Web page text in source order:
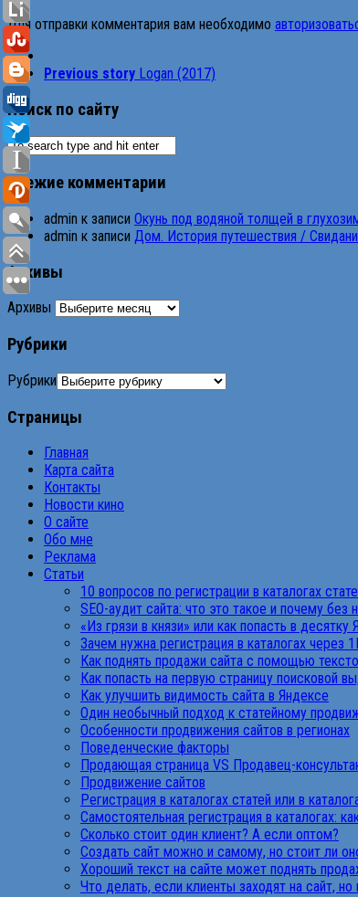
Для отправки комментария вам необходимо
Previous story Logan (2017)
Поиск по сайту
Свежие комментарии
admin к записи Окунь под водяной толщей в
admin к записи Дом. История путешествия /
Архивы
Архивы
Рубрики
Рубрики
Страницы
Главная
Карта сайта
Контакты
Новости кино
О сайте
Обо мне
Реклама
Статьи
10 вопросов по регистрации в каталогах
SEO-аудит сайта: что это такое и почему без
«Из грязи в князи» или как попасть в десятку
Зачем нужна регистрация в каталогах через
Как поднять продажи сайта с помощью
Как попасть на первую страницу поисковой
Как улучшить видимость сайта в Яндексе
Один необычный подход к статейному
Особенности продвижения сайтов в регионах
Поведенческие факторы
Продающая страница VS Продавец-
Продвижение сайтов
Регистрация в каталогах статей или в
Самостоятельная регистрация в каталогах:
Сколько стоит один клиент? А если оптом?
Создать сайт можно и самому, но стоит ли
Хороший текст на сайте может поднять
Что делать, если клиенты заходят на сайт, но